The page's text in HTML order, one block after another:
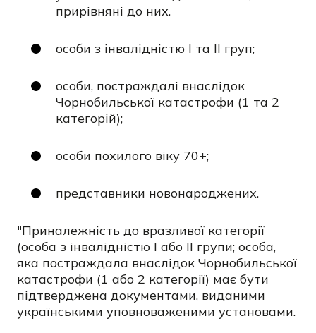
прирівняні до них.
особи з інвалідністю І та ІІ груп;
особи, постраждалі внаслідок
Чорнобильської катастрофи (1 та 2
категорій);
особи похилого віку 70+;
представники новонароджених.
"Приналежність до вразливої категорії
(особа з інвалідністю І або ІІ групи; особа,
яка постраждала внаслідок Чорнобильської
катастрофи (1 або 2 категорії) має бути
підтверджена документами, виданими
українськими уповноваженими установами.